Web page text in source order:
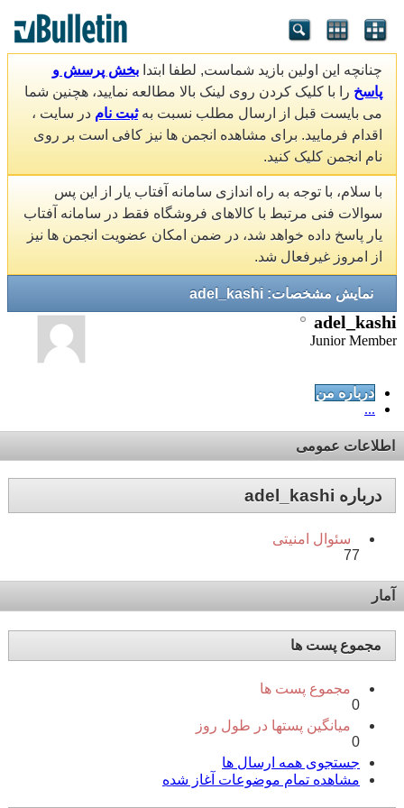
چنانچه این اولین بازید شماست, لطفا ابتدا بخش پرسش و
پاسخ را با کلیک کردن روی لینک بالا مطالعه نمایید، هچنین شما
می بایست قبل از ارسال مطلب نسبت بهثبت نام در سایت ،
اقدام فرمایید. برای مشاهده انجمن ها نیز کافی است بر روی
نام انجمن کلیک کنید.
با سلام، با توجه به راه اندازی سامانه آفتاب یار از این پس
سوالات فنی مرتبط با کالاهای فروشگاه فقط در سامانه آفتاب
یار پاسخ داده خواهد شد، در ضمن امکان عضویت انجمن ها نیز
از امروز غیرفعال شد.
نمایش مشخصات: adel_kashi
adel_kashi
Junior Member
درباره من
...
اطلاعات عمومی
درباره adel_kashi
سئوال امنیتی
77
آمار
مجموع پست ها
مجموع پست ها
0
میانگین پستها در طول روز
0
جستجوی همه ارسال ها
مشاهده تمام موضوعات آغاز شده